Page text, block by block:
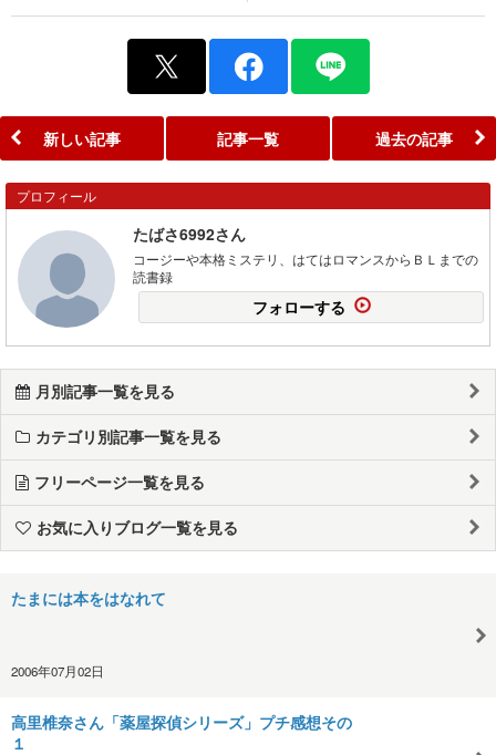
新しい記事 記事一覧 過去の記事
プロフィール
たばさ6992さん
コージーや本格ミステリ、はてはロマンスからＢＬまでの
読書録
フォローする
月別記事一覧を見る
カテゴリ別記事一覧を見る
フリーページ一覧を見る
お気に入りブログ一覧を見る
たまには本をはなれて
2006年07月02日
高里椎奈さん「薬屋探偵シリーズ」プチ感想その
１